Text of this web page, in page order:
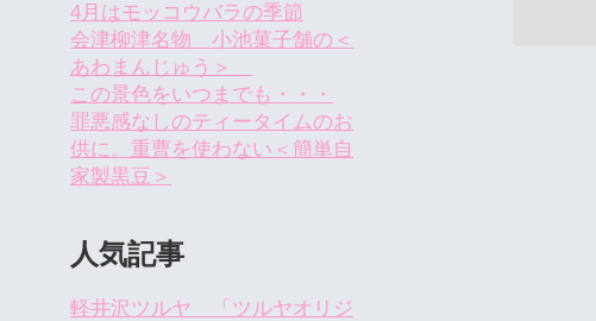
4月はモッコウバラの季節
会津柳津名物 小池菓子舗の＜
あわまんじゅう＞
この景色をいつまでも・・・
罪悪感なしのティータイムのお
供に。重曹を使わない＜簡単自
家製黒豆＞
人気記事
軽井沢ツルヤ 「ツルヤオリジ